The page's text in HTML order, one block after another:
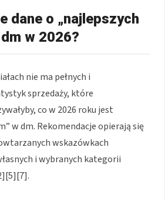
dane o „najlepszych
w 2026?
nie ma pełnych i
sprzedaży, które
co w 2026 roku jest
w dm. Rekomendacje opierają się
wskazówkach
i wybranych kategorii